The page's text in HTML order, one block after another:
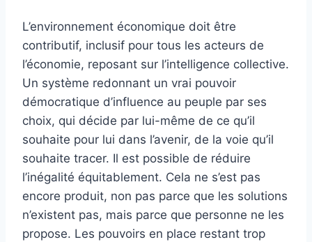
L’environnement économique doit être
contributif, inclusif pour tous les acteurs de
l’économie, reposant sur l’intelligence collective.
Un système redonnant un vrai pouvoir
démocratique d’influence au peuple par ses
choix, qui décide par lui-même de ce qu’il
souhaite pour lui dans l’avenir, de la voie qu’il
souhaite tracer. Il est possible de réduire
l’inégalité équitablement. Cela ne s’est pas
encore produit, non pas parce que les solutions
n’existent pas, mais parce que personne ne les
propose. Les pouvoirs en place restant trop